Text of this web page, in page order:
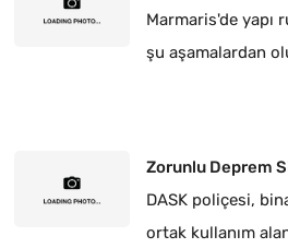
Marmaris'de yapı
şu aşamalardan
Zorunlu Deprem
DASK poliçesi,
ortak kullanım